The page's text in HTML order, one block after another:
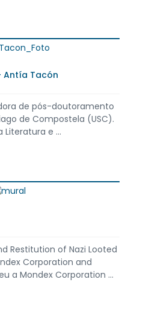
Antía Tacón
de pós-doutoramento
de Compostela (USC).
Literatura e ...
Restitution of Nazi Looted
Corporation and
a Mondex Corporation ...